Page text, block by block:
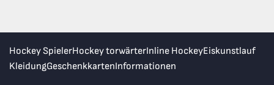
Hockey SpielerHockey torwärterInline HockeyEiskunstlauf
KleidungGeschenkkartenInformationen